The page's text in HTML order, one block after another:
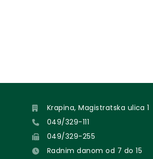
Krapina, Magistratska ulica 1
049/329-111
049/329-255
Radnim danom od 7 do 15